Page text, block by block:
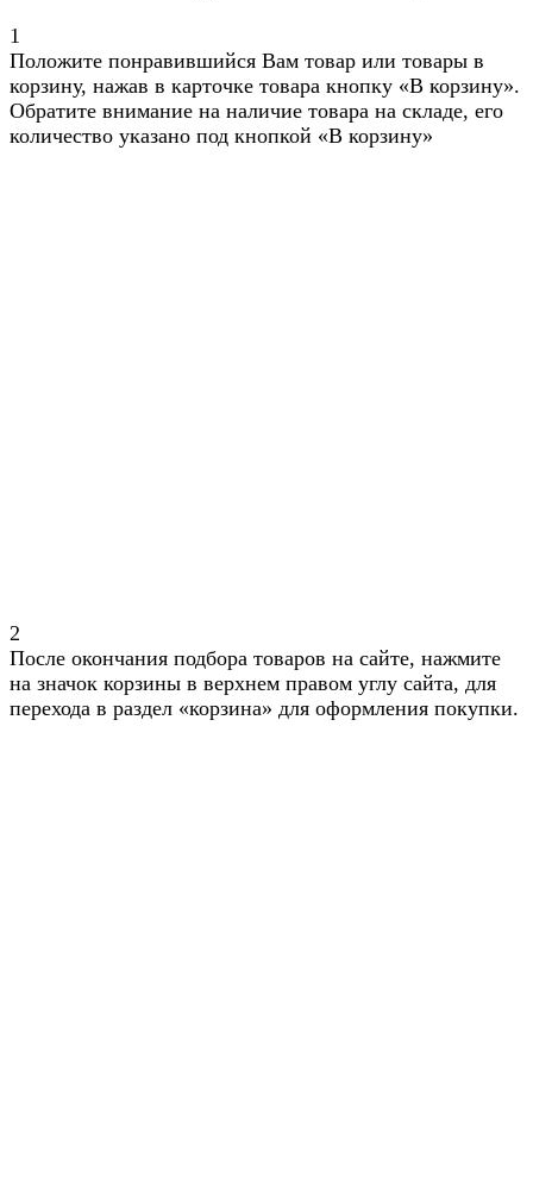
1
Положите понравившийся Вам товар или товары в
корзину, нажав в карточке товара кнопку «В корзину».
Обратите внимание на наличие товара на складе, его
количество указано под кнопкой «В корзину»
2
После окончания подбора товаров на сайте, нажмите
на значок корзины в верхнем правом углу сайта, для
перехода в раздел «корзина» для оформления покупки.